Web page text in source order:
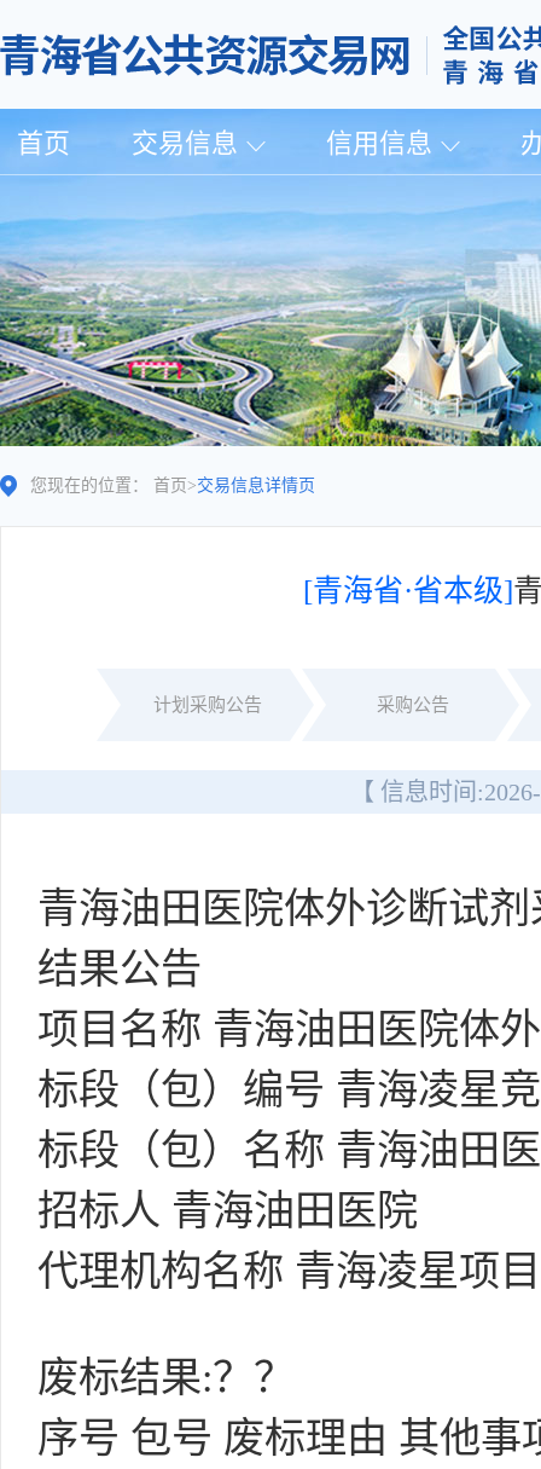
首页 交易信息 信用信息
您现在的位置： 首页 >交易信息详情页
[青海省·省本级]
计划采购公告 采购公告
【 信息时间:
青海油田医院体外诊断试
结果公告
项目名称 青海油田医院体
标段（包）编号 青海凌星
标段（包）名称 青海油田
招标人 青海油田医院
代理机构名称 青海凌星项
废标结果:？？
序号 包号 废标理由 其他事